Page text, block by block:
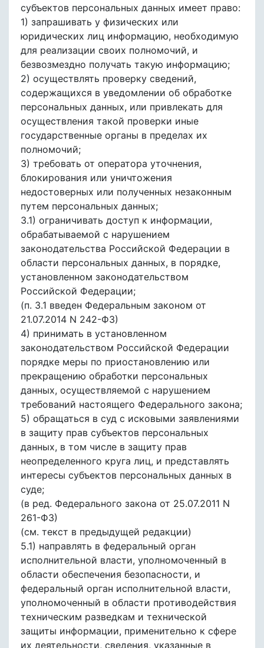
субъектов персональных данных имеет право:
1) запрашивать у физических или
юридических лиц информацию, необходимую
для реализации своих полномочий, и
безвозмездно получать такую информацию;
2) осуществлять проверку сведений,
содержащихся в уведомлении об обработке
персональных данных, или привлекать для
осуществления такой проверки иные
государственные органы в пределах их
полномочий;
3) требовать от оператора уточнения,
блокирования или уничтожения
недостоверных или полученных незаконным
путем персональных данных;
3.1) ограничивать доступ к информации,
обрабатываемой с нарушением
законодательства Российской Федерации в
области персональных данных, в порядке,
установленном законодательством
Российской Федерации;
(п. 3.1 введен Федеральным законом от
21.07.2014 N 242-ФЗ)
4) принимать в установленном
законодательством Российской Федерации
порядке меры по приостановлению или
прекращению обработки персональных
данных, осуществляемой с нарушением
требований настоящего Федерального закона;
5) обращаться в суд с исковыми заявлениями
в защиту прав субъектов персональных
данных, в том числе в защиту прав
неопределенного круга лиц, и представлять
интересы субъектов персональных данных в
суде;
(в ред. Федерального закона от 25.07.2011 N
261-ФЗ)
(см. текст в предыдущей редакции)
5.1) направлять в федеральный орган
исполнительной власти, уполномоченный в
области обеспечения безопасности, и
федеральный орган исполнительной власти,
уполномоченный в области противодействия
техническим разведкам и технической
защиты информации, применительно к сфере
их деятельности, сведения, указанные в